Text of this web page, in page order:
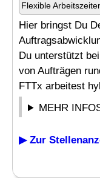
Flexible
Hier bringst Du
Du unterstützt
von Aufträgen
FTTx arbeitest
MEHR
▶ Zur